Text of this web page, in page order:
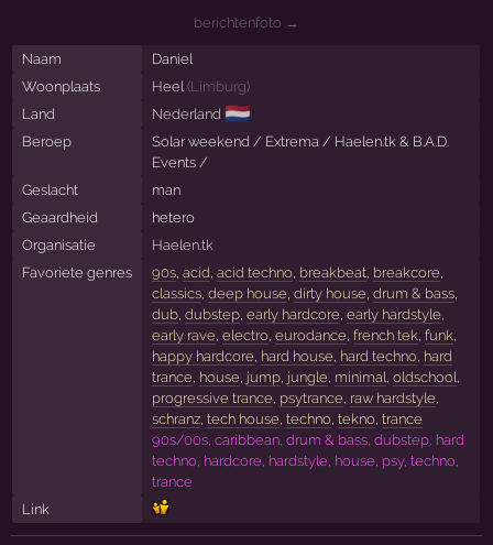
berichtenfoto →
Naam
Daniel
Woonplaats
Heel (Limburg)
Land
Nederland 🇳🇱
Beroep
Solar weekend / Extrema / Haelen.tk & B.A.D.
Events /
Geslacht
man
Geaardheid
hetero
Organisatie
Haelen.tk
Favoriete genres
90s, acid acid techno, breakbeat, breakcore
classics, deep house dirty house drum & bass,
dub, dubstep, early hardcore early hardstyle
early rave electro, eurodance french tek, funk,
happy hardcore hard house hard techno, hard
trance house jump, jungle minimal oldschool
progressive trance psytrance raw hardstyle
schranz, tech house techno, tekno, trance
90s/00s, caribbean, drum & bass, dubstep, hard
techno, hardcore, hardstyle, house, psy, techno,
trance
Link